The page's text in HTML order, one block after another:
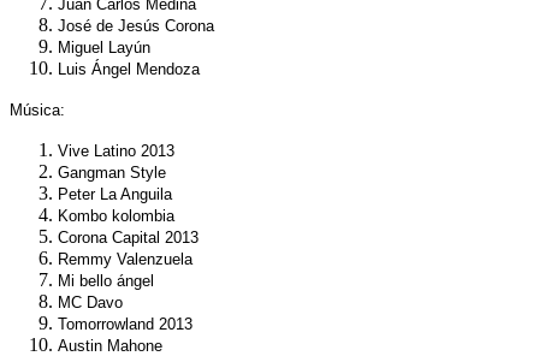
Juan Carlos Medina
José de Jesús Corona
Miguel Layún
Luis Ángel Mendoza
Música:
Vive Latino 2013
Gangman Style
Peter La Anguila
Kombo kolombia
Corona Capital 2013
Remmy Valenzuela
Mi bello ángel
MC Davo
Tomorrowland 2013
Austin Mahone